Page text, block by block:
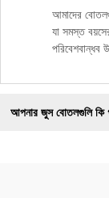
আমাদের
যা সমস্ত
পরিবেশবান্ধব
আপনার জুস বোতলগুলি